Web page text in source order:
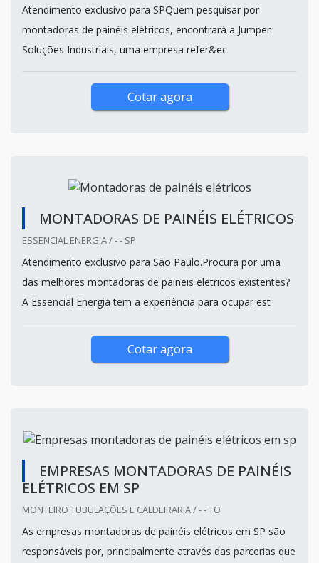
Atendimento exclusivo para SPQuem pesquisar por
montadoras de painéis elétricos, encontrará a Jumper
Soluções Industriais, uma empresa refer&ec
Cotar agora
MONTADORAS DE PAINÉIS ELÉTRICOS
ESSENCIAL ENERGIA / - - SP
Atendimento exclusivo para São Paulo.Procura por uma
das melhores montadoras de paineis eletricos existentes?
A Essencial Energia tem a experiência para ocupar est
Cotar agora
EMPRESAS MONTADORAS DE PAINÉIS
ELÉTRICOS EM SP
MONTEIRO TUBULAÇÕES E CALDEIRARIA / - - TO
As empresas montadoras de painéis elétricos em SP são
responsáveis por, principalmente através das parcerias que